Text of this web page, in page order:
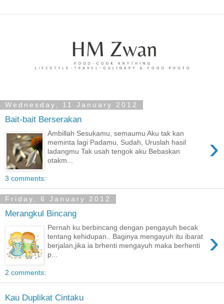
Wednesday, 11 January 2012
Bait-bait Berserakan
›
Ambillah Sesukamu, semaumu Aku tak kan
meminta lagi Padamu, Sudah, Uruslah hasil
ladangmu Tak usah tengok aku Bebaskan
otakm...
3 comments:
Friday, 6 January 2012
Merangkul Bincang
›
Pernah ku berbincang dengan pengayuh becak
tentang kehidupan.. Baginya mengayuh itu ibarat
berjalan,jika ia brhenti mengayuh maka berhenti
p...
2 comments:
Kau Duplikat Cintaku